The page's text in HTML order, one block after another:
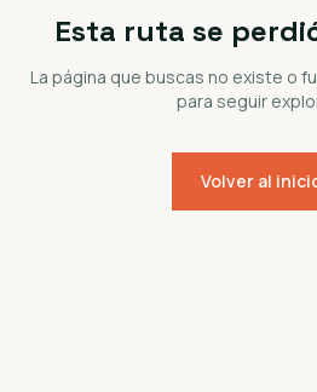
Esta ruta se
La página que buscas no existe o
para seguir
Volver al